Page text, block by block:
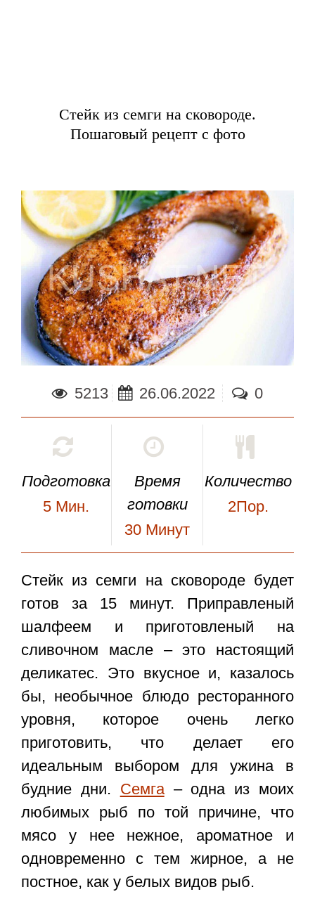
Стейк из семги на сковороде.
Пошаговый рецепт с фото
5213 26.06.2022 0
Подготовка
5 Мин.
Время
готовки
30 Минут
Количество
2Пор.
Стейк из семги на сковородебудет
готов за 15 минут. Приправленый
шалфеем и приготовленый на
сливочном масле – это настоящий
деликатес. Это вкусное и, казалось
бы, необычное блюдо ресторанного
уровня, которое очень легко
приготовить, что делает его
идеальным выбором для ужина в
будние дни. Семга– одна из моих
любимых рыб по той причине, что
мясо у нее нежное, ароматное и
одновременно с тем жирное, а не
постное, как у белых видов рыб.